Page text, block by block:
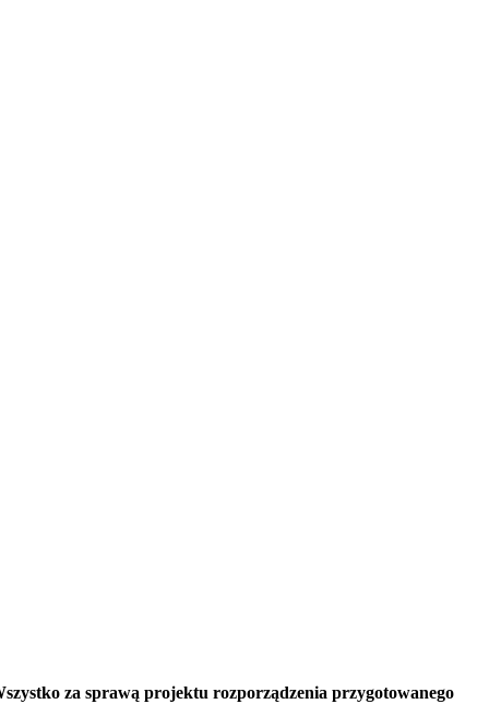
za sprawą projektu rozporządzenia przygotowanego